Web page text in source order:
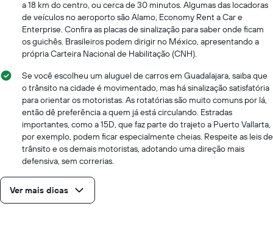
a 18 km do centro, ou cerca de 30 minutos. Algumas das locadoras
de veículos no aeroporto são Alamo, Economy Rent a Car e
Enterprise. Confira as placas de sinalização para saber onde ficam
os guichês. Brasileiros podem dirigir no México, apresentando a
própria Carteira Nacional de Habilitação (CNH).
Se você escolheu um aluguel de carros em Guadalajara, saiba que
o trânsito na cidade é movimentado, mas há sinalização satisfatória
para orientar os motoristas. As rotatórias são muito comuns por lá,
então dê preferência a quem já está circulando. Estradas
importantes, como a 15D, que faz parte do trajeto a Puerto Vallarta,
por exemplo, podem ficar especialmente cheias. Respeite as leis de
trânsito e os demais motoristas, adotando uma direção mais
defensiva, sem correrias.
Ver mais dicas